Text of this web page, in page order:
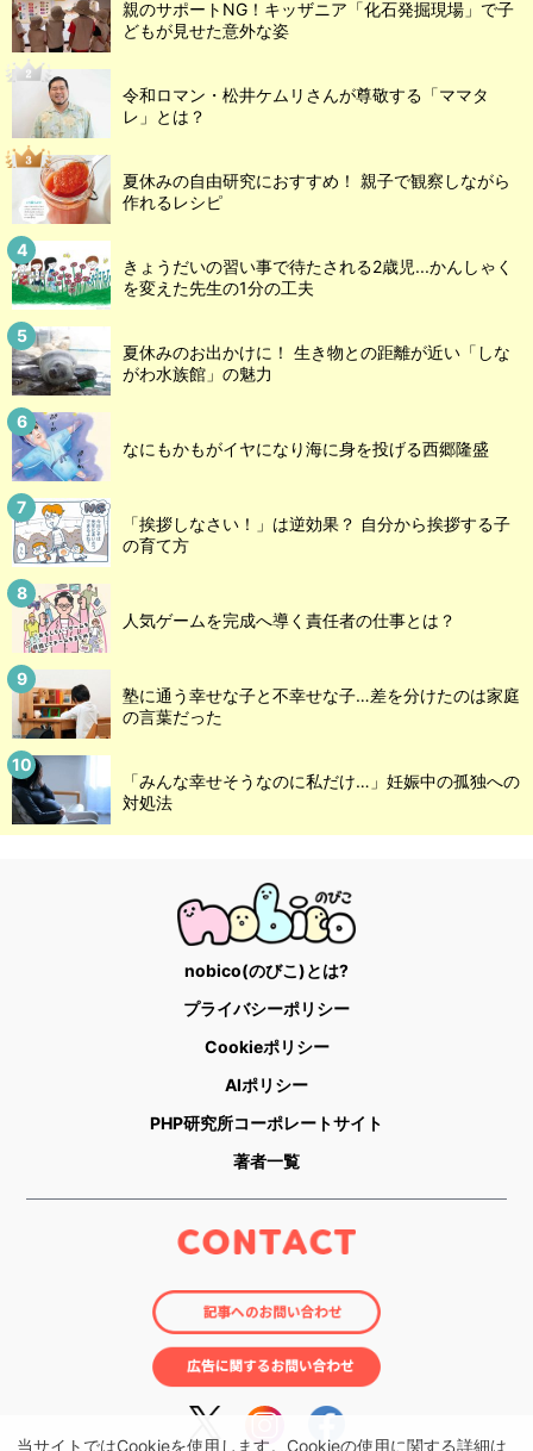
当サイトではCookieを使用します。Cookieの使用に関する詳細は
親のサポートNG！キッザニア「化石発掘現場」で子
どもが見せた意外な姿
令和ロマン・松井ケムリさんが尊敬する「ママタ
レ」とは？
夏休みの自由研究におすすめ！ 親子で観察しながら
作れるレシピ
きょうだいの習い事で待たされる2歳児...かんしゃく
を変えた先生の1分の工夫
夏休みのお出かけに！ 生き物との距離が近い「しな
がわ水族館」の魅力
なにもかもがイヤになり海に身を投げる西郷隆盛
「挨拶しなさい！」は逆効果？ 自分から挨拶する子
の育て方
人気ゲームを完成へ導く責任者の仕事とは？
塾に通う幸せな子と不幸せな子…差を分けたのは家庭
の言葉だった
「みんな幸せそうなのに私だけ…」妊娠中の孤独への
対処法
nobico(のびこ)とは?
プライバシーポリシー
Cookieポリシー
AIポリシー
PHP研究所コーポレートサイト
著者一覧